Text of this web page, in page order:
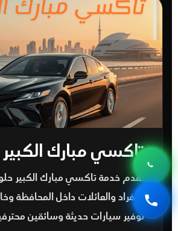
تاكسي مبارك الكبير
تقدم خدمةتاكسي مبارك الكبير
للأفراد والعائلات داخل المحافظة
توفير سيارات حديثة وسائقين